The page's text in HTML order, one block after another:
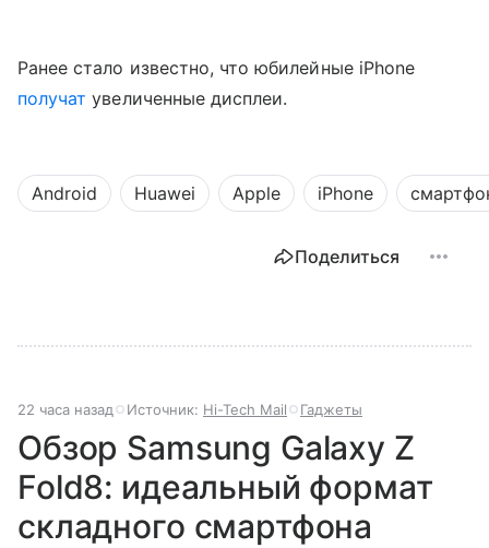
Ранее стало известно, что юбилейные iPhone
получат увеличенные дисплеи.
Android Huawei Apple iPhone
Поделиться
22 часа назад Источник: Hi-Tech Mail Гаджеты
Обзор Samsung Galaxy Z
Fold8: идеальный формат
складного смартфона